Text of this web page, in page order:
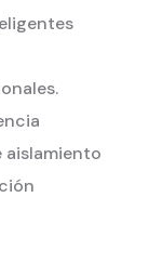
aislamiento